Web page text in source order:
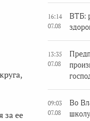
за ее
16:14
07.08
ВТБ:
13:35
07.08
09:03
07.08
Во